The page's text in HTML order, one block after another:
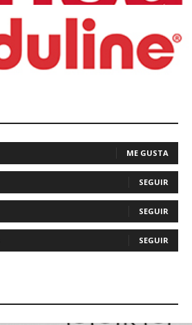
ME GUSTA
SEGUIR
SEGUIR
SEGUIR